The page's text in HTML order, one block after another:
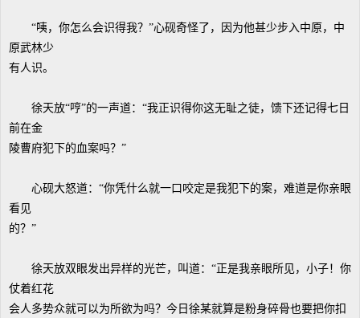
“咦，你怎么会识得我？”心砚奇怪了，因为他甚少步入中原，中
原武林少
有人识。
徐天放“哼”的一声道：“我正识得你这无耻之徒，馈下还记得七日
前在金
陵曹府犯下的血案吗？”
心砚大怒道：“你凭什么就一口咬定是我犯下的案，难道是你亲眼
看见
的？”
徐天放双眼发出异样的光芒，叫道：“正是我亲眼所见，小子！你
仗着红花
会人多势众就可以为所欲为吗？今日徐某就算是粉身碎骨也要把你扣